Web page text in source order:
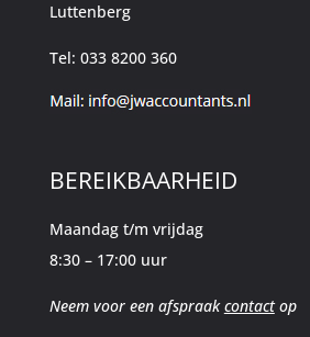
Luttenberg
Tel: 033 8200 360
BEREIKBAARHEID
Maandag t/m vrijdag
8:30 – 17:00 uur
Neem voor een afspraakcontactop